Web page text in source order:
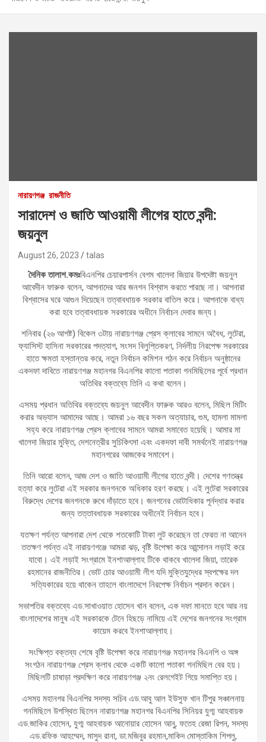
নারায়ণগঞ্জ রাজনীতি
সারাদেশ ও জাতি আওয়ামী লীগের হাতে বন্দী:
জয়নুল
August 26, 2023 talas
দৈনিক তালাশ.কমঃবিএনপির চেয়ারপার্সন বেগম খালেদা জিয়ার উপদেষ্টা জয়নুল
আবেদীন ফারুক বলেন, আপনাদের আর জনগন বিশ্বাস করতে পারছে না। আপনারা
বিশ্বাসের ঘরে আগুন দিয়েছেন তত্বাবধায়ক সরকার বাতিল করে। আপনাকে বাধ্য
করা হবে তত্বাবধায়ক সরকারের অধীনে নির্বাচন দেবার জন্য।
শনিবার (২৬ আগষ্ট) বিকেল ৩টায় নারায়ণগঞ্জ প্রেস ক্লাবের সামনে অবৈধ, লুটেরা,
ফ্যাসিস্ট হাসিনা সরকারের পদত্যাগ, সংসদ বিলুপ্তিকরণ, নির্দলীয় নিরপেক্ষ সরকারের
হাতে ক্ষমতা হস্তান্তর করে, নতুন নির্বাচন কমিশন গঠন করে নির্বাচন অনুষ্ঠানের
একদফা দাবিতে নারায়ণগঞ্জ মহানগর বিএনপির কালো পতাকা গনমিছিলের পূর্বে প্রধান
অতিথির বক্তব্যে তিনি এ কথা বলেন।
এসময় প্রধান অতিথির বক্তব্যে জয়নুল আবেদীন ফারুক আরও বলেন, মিছিল মিটিং
করার অভ্যাস আমাদের আছে। আমরা ১৬ বছর সকল অত্যাচার, গুম, হামলা মামলা
সহ্য করে নারায়ণগঞ্জ প্রেস ক্লাবের সামনে আমরা সমাবেত হয়েছি। আমার মা
খালেদা জিয়ার মুক্তি, দেশনেত্রীর সুচিকিৎসা এবং একদফা দাবী সমর্থনেই নারায়ণগঞ্জ
মহানগরের আজকের সমাবেশ।
তিনি আরো বলেন, আজ দেশ ও জাতি আওয়ামী লীগের হাতে বন্দী। দেশের গণতন্ত্র
হত্যা করে লুটেরা এই সরকার জনগনকে অধিকার হরণ করছে। এই লুটেরা সরকারের
বিরুদ্ধে দেশের জনগনকে রুখে দাঁড়াতে হবে। জনগনের ভোটাধিকার পূর্নদ্ধার করার
জন্য তত্তাবধায়ক সরকারের অধীনেই নির্বাচন হবে।
যতক্ষণ পর্যন্ত আপনারা দেশ থেকে শতকোটি টাকা লুট করেছেন তা ফেরত না আনেন
ততক্ষণ পর্যন্ত এই নারায়ণগঞ্জে আমরা ঝড়, বৃষ্টি উপেক্ষা করে আন্দোলন লড়াই করে
যাবো। এই লড়াই সংগ্রামে ইনশাআল্লাহ টিকে থাকবে খালেদা জিয়া, তারেক
রহমানের রাজনীতির। ভোট চোর আওয়ামী লীগ যদি মুক্তিযুদ্ধের স্বপক্ষের দল
সত্যিকারের হয়ে থাকেন তাহলে বাংলাদেশে নিরপেক্ষ নির্বাচন প্রদান করেন।
সভাপতির বক্তব্যে এড.সাখাওয়াত হোসেন খান বলেন, এক দফা মানতে হবে আর নয়
বাংলাদেশের মানুষ এই সরকারকে টেনে হিছড়ে নামিয়ে এই দেশের জনগনের সংগ্রাম
কায়েম করবে ইনশাআল্লাহ।
সংক্ষিপ্ত বক্তব্য শেষে বৃষ্টি উপেক্ষা করে নারায়ণগঞ্জ মহানগর বিএনপি ও অঙ্গ
সংগঠন নারায়ণগঞ্জ প্রেস ক্লাব থেকে একটি কালো পতাকা গনমিছিল বের হয়।
মিছিলটি চাষাড়া প্রদক্ষিণ করে নারায়ণগঞ্জ ২নং রেলগেইট গিয়ে সমাপ্তি হয়।
এসময় মহানগর বিএনপির সদস্য সচিব এড.আবু আল ইউসুফ খান টিপুর সঞ্চালনায়
গনমিছিলে উপস্থিত ছিলেন নারায়ণগঞ্জ মহানগর বিএনপির সিনিয়র যুগ্ম আহবায়ক
এড.জাকির হোসেন, যুগ্ম আহবায়ক আনোয়ার হোসেন আনু, ফতেহ রেজা রিপন, সদস্য
এড.রফিক আহম্মেদ, মাসুদ রানা, ডা.মজিবুর রহমান,মাকিদ মোস্তাকিম শিপলু,